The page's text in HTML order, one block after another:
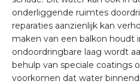
onderliggende ruimtes
reparaties aanzienlijk kan
maken van een balkon houdt
ondoordringbare laag wordt
behulp van speciale coatings
voorkomen dat water